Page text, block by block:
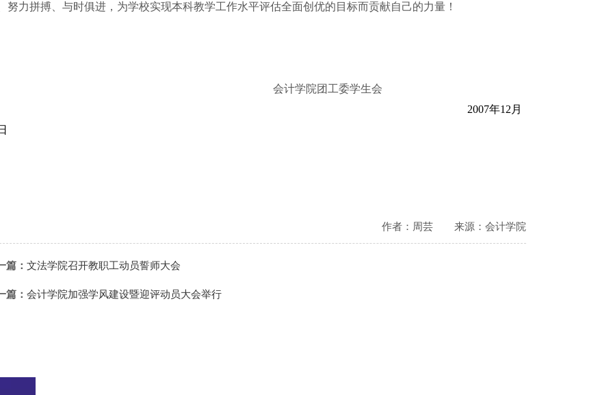
努力拼搏、与时俱进，为学校实现本科教学工作水平评估全面创优的目标而贡献自己的力量！
会计学院团工委学生会
2007年12 月
作者：周芸 来源：会计学院
篇： 文法学院召开教职工动员誓师大会
篇： 会计学院加强学风建设暨迎评动员大会举行